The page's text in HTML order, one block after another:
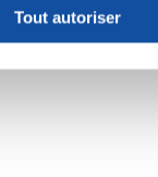
relatives
de notre site avec
Tout autoriser